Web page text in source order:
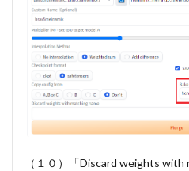
（１０）「Discard weights